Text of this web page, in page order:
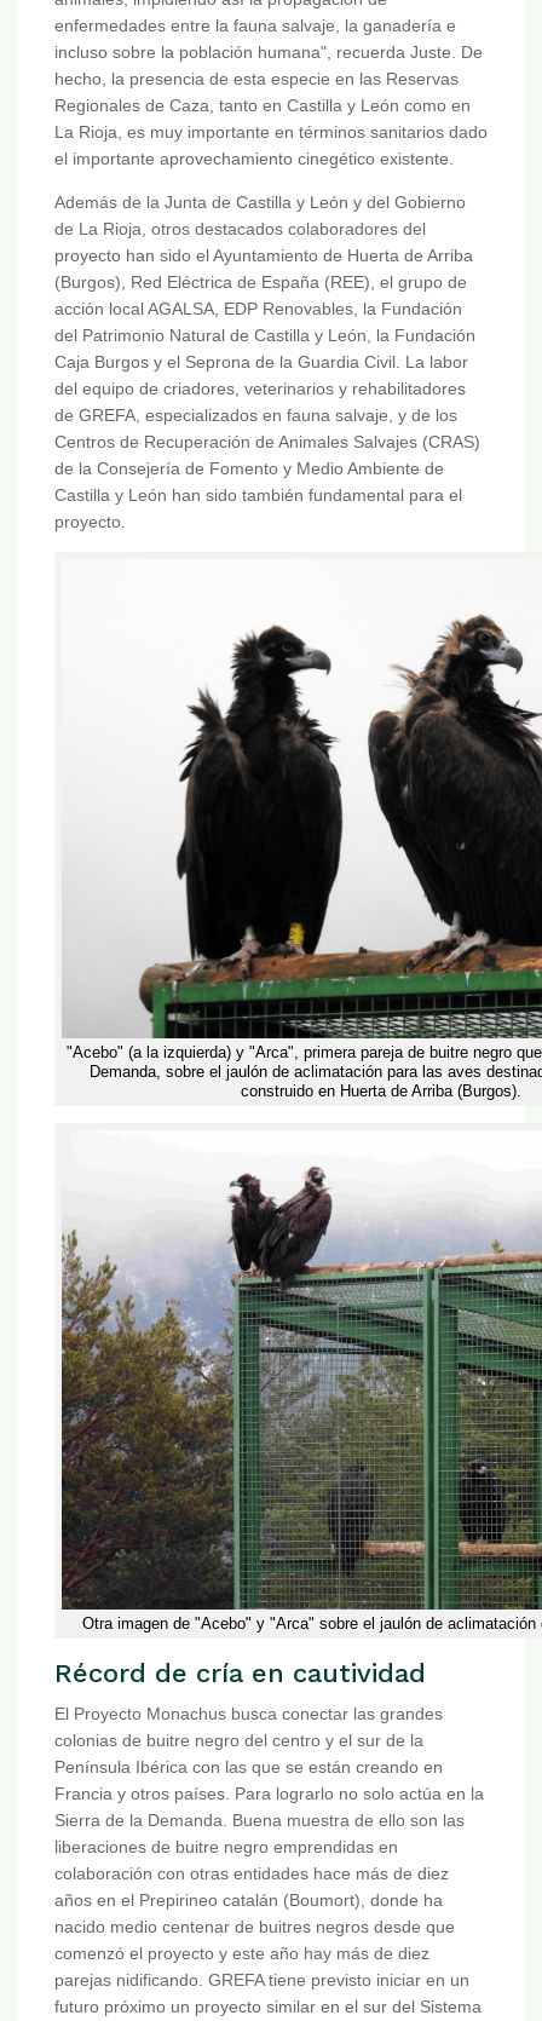
enfermedades entre la fauna salvaje, la ganadería e
incluso sobre la población humana", recuerda Juste. De
hecho, la presencia de esta especie en las Reservas
Regionales de Caza, tanto en Castilla y León como en
La Rioja, es muy importante en términos sanitarios dado
el importante aprovechamiento cinegético existente.
Además de la Junta de Castilla y León y del Gobierno
de La Rioja, otros destacados colaboradores del
proyecto han sido el Ayuntamiento de Huerta de Arriba
(Burgos), Red Eléctrica de España (REE), el grupo de
acción local AGALSA, EDP Renovables, la Fundación
del Patrimonio Natural de Castilla y León, la Fundación
Caja Burgos y el Seprona de la Guardia Civil. La labor
del equipo de criadores, veterinarios y rehabilitadores
de GREFA, especializados en fauna salvaje, y de los
Centros de Recuperación de Animales Salvajes (CRAS)
de la Consejería de Fomento y Medio Ambiente de
Castilla y León han sido también fundamental para el
proyecto.
"Acebo" (a la izquierda) y "Arca", primera pareja de buitre negro
Demanda, sobre el jaulón de aclimatación para las aves
construido en Huerta de Arriba (Burgos).
Otra imagen de "Acebo" y "Arca" sobre el jaulón de aclimatación
Récord de cría en cautividad
El Proyecto Monachus busca conectar las grandes
colonias de buitre negro del centro y el sur de la
Península Ibérica con las que se están creando en
Francia y otros países. Para lograrlo no solo actúa en la
Sierra de la Demanda. Buena muestra de ello son las
liberaciones de buitre negro emprendidas en
colaboración con otras entidades hace más de diez
años en el Prepirineo catalán (Boumort), donde ha
nacido medio centenar de buitres negros desde que
comenzó el proyecto y este año hay más de diez
parejas nidificando. GREFA tiene previsto iniciar en un
futuro próximo un proyecto similar en el sur del Sistema